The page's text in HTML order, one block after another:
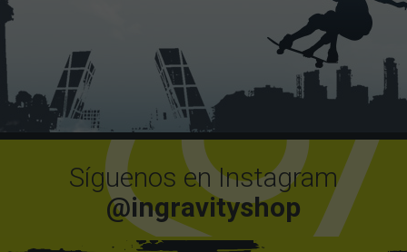
Síguenos en Instagram
@ingravityshop